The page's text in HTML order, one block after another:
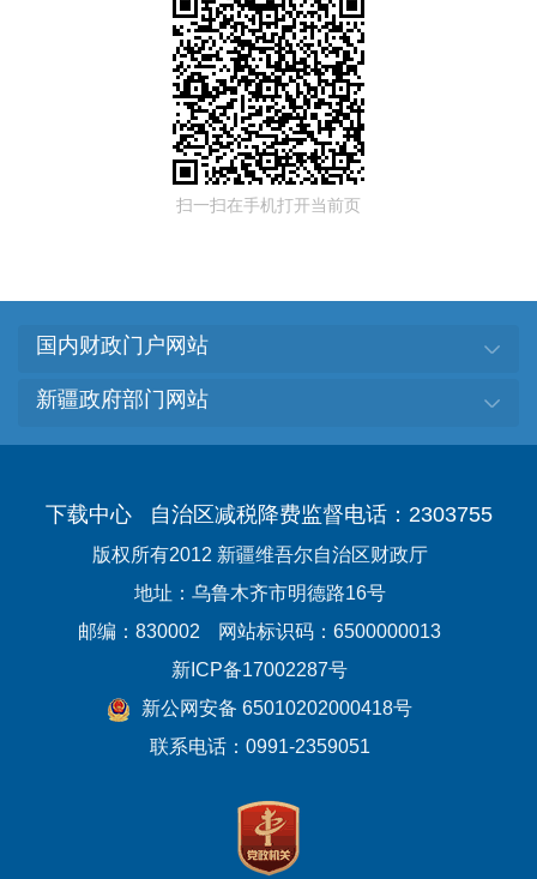
扫一扫在手机打开当前页
国内财政门户网站
新疆政府部门网站
下载中心 自治区减税降费监督电话：2303755
版权所有2012 新疆维吾尔自治区财政厅
地址：乌鲁木齐市明德路16号
邮编：830002
网站标识码：6500000013
新ICP备17002287号
新公网安备 65010202000418号
联系电话：0991-2359051